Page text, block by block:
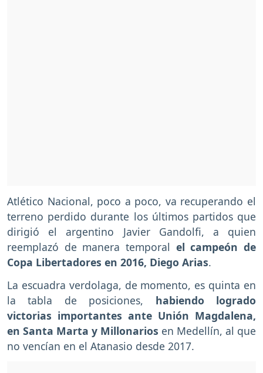
Atlético Nacional, poco a poco, va recuperando el
terreno perdido durante los últimos partidos que
dirigió el argentino Javier Gandolfi, a quien
reemplazó de manera temporal el campeón de
Copa Libertadores en 2016, Diego Arias.
La escuadra verdolaga, de momento, es quinta en
la tabla de posiciones, habiendo logrado
victorias importantes ante Unión Magdalena,
en Santa Marta y Millonarios en Medellín, al que
no vencían en el Atanasio desde 2017.